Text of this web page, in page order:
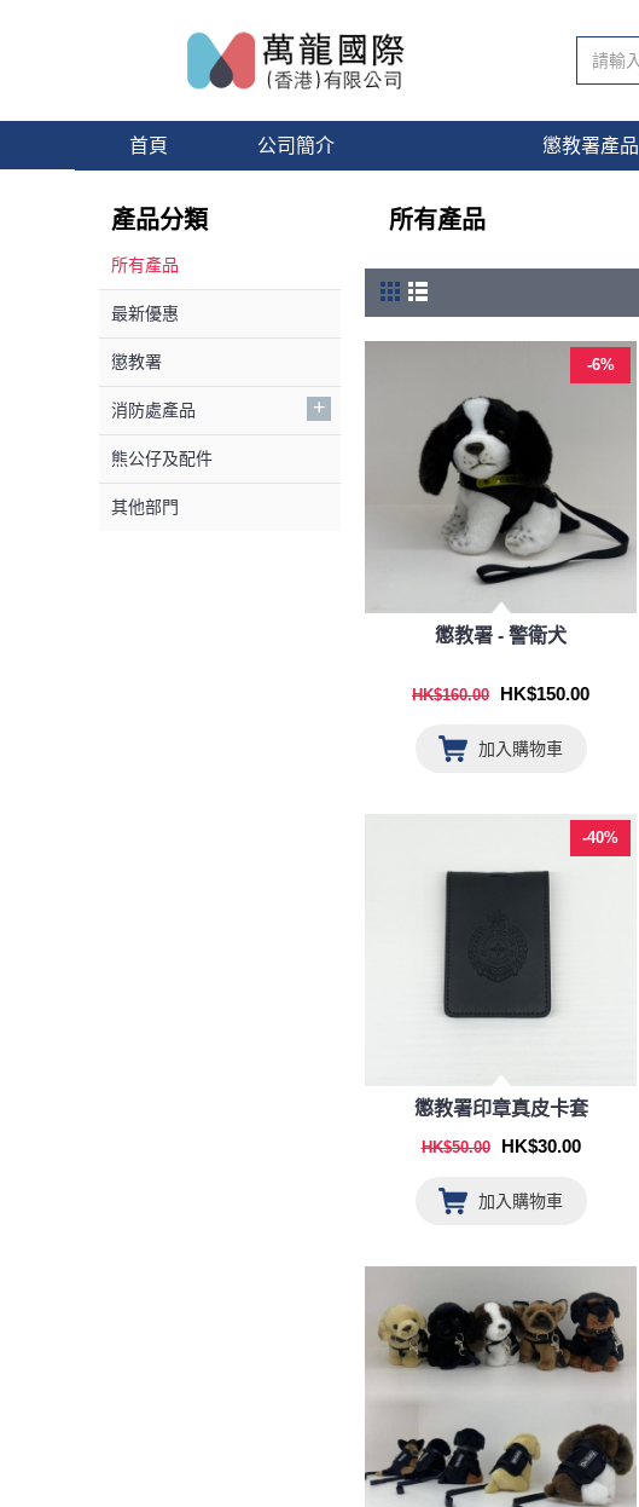
首頁 公司簡介 懲教署產品
產品分類
所有產品
最新優惠
懲教署
消防處產品 +
熊公仔及配件
其他部門
所有產品
-6%
懲教署 - 警衛犬
HK$160.00 HK$150.00
加入購物車
-40%
懲教署印章真皮卡套
HK$50.00 HK$30.00
加入購物車